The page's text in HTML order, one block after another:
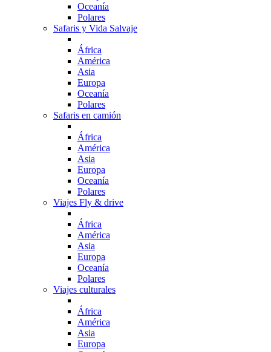
Oceanía
Polares
Safaris y Vida Salvaje
África
América
Asia
Europa
Oceanía
Polares
Safaris en camión
África
América
Asia
Europa
Oceanía
Polares
Viajes Fly & drive
África
América
Asia
Europa
Oceanía
Polares
Viajes culturales
África
América
Asia
Europa